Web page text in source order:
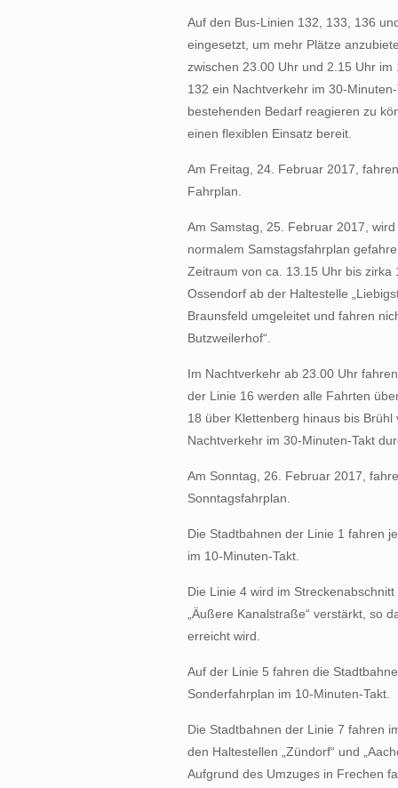
Auf den Bus-Linien 132, 133, 136
eingesetzt, um mehr Plätze
zwischen 23.00 Uhr und 2.15 Uhr
132 ein Nachtverkehr im 30-
bestehenden Bedarf reagieren zu
einen flexiblen Einsatz bereit.
Am Freitag, 24. Februar 2017,
Fahrplan.
Am Samstag, 25. Februar 2017,
normalem Samstagsfahrplan
Zeitraum von ca. 13.15 Uhr bis
Ossendorf ab der Haltestelle
Braunsfeld umgeleitet und fahren
Butzweilerhof“.
Im Nachtverkehr ab 23.00 Uhr
der Linie 16 werden alle Fahrten
18 über Klettenberg hinaus bis
Nachtverkehr im 30-Minuten-Takt
Am Sonntag, 26. Februar 2017,
Sonntagsfahrplan.
Die Stadtbahnen der Linie 1 fahren
im 10-Minuten-Takt.
Die Linie 4 wird im
„Äußere Kanalstraße“ verstärkt, so
erreicht wird.
Auf der Linie 5 fahren die
Sonderfahrplan im 10-Minuten-Takt.
Die Stadtbahnen der Linie 7 fahren
den Haltestellen „Zündorf“ und
Aufgrund des Umzuges in Frechen